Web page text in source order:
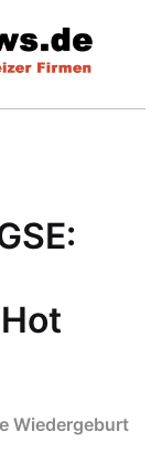
Wiedergeburt